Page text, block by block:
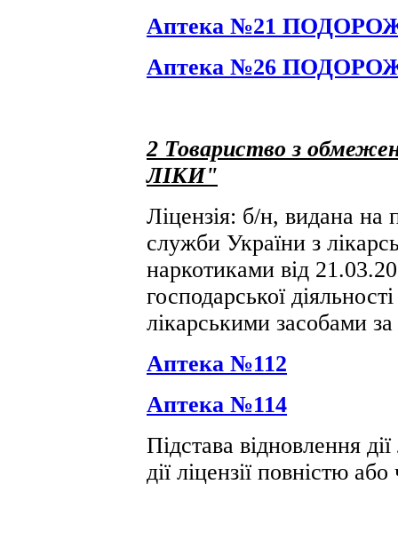
Аптека №21
Аптека №26
2 Товариство з
ЛІКИ"
Ліцензія: б/н, видана на
служби України з
наркотиками від
господарської
лікарськими засобами
Аптека №112
Аптека №114
Підстава відновлення
дії ліцензії повністю